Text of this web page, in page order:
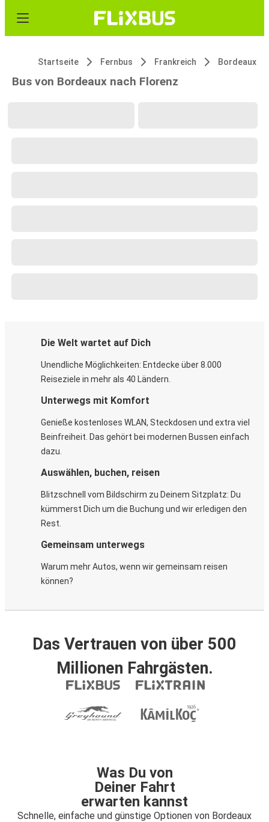
Startseite Fernbus Frankreich Bordeaux
Bus von Bordeaux nach Florenz
Die Welt wartet auf Dich
Unendliche Möglichkeiten: Entdecke über 8.000
Reiseziele in mehr als 40 Ländern.
Unterwegs mit Komfort
Genieße kostenloses WLAN, Steckdosen und extra viel
Beinfreiheit. Das gehört bei modernen Bussen einfach
dazu.
Auswählen, buchen, reisen
Blitzschnell vom Bildschirm zu Deinem Sitzplatz: Du
kümmerst Dich um die Buchung und wir erledigen den
Rest.
Gemeinsam unterwegs
Warum mehr Autos, wenn wir gemeinsam reisen
können?
Das Vertrauen von über 500
Millionen Fahrgästen.
Was Du von
Deiner Fahrt
erwarten kannst
Schnelle, einfache und günstige Optionen von Bordeaux